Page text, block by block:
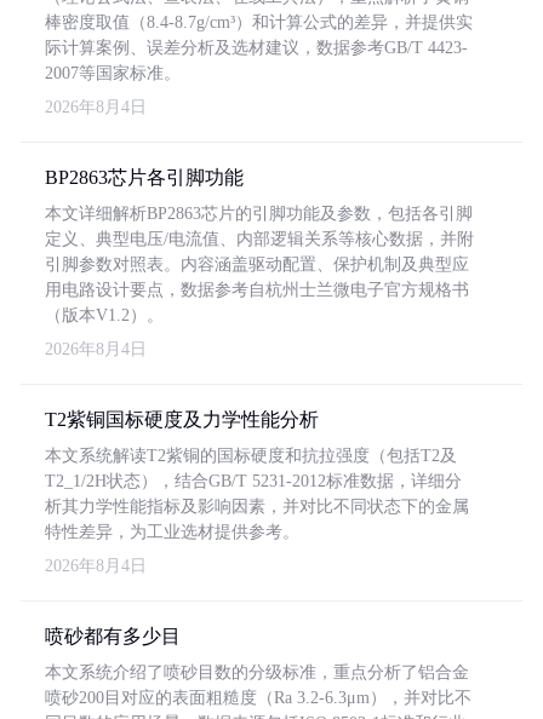
棒密度取值（8.4-8.7g/cm³）和计算公式的差异，并提供实
际计算案例、误差分析及选材建议，数据参考GB/T 4423-
2007等国家标准。
2026年8月4日
BP2863芯片各引脚功能
本文详细解析BP2863芯片的引脚功能及参数，包括各引脚
定义、典型电压/电流值、内部逻辑关系等核心数据，并附
引脚参数对照表。内容涵盖驱动配置、保护机制及典型应
用电路设计要点，数据参考自杭州士兰微电子官方规格书
（版本V1.2）。
2026年8月4日
T2紫铜国标硬度及力学性能分析
本文系统解读T2紫铜的国标硬度和抗拉强度（包括T2及
T2_1/2H状态），结合GB/T 5231-2012标准数据，详细分
析其力学性能指标及影响因素，并对比不同状态下的金属
特性差异，为工业选材提供参考。
2026年8月4日
喷砂都有多少目
本文系统介绍了喷砂目数的分级标准，重点分析了铝合金
喷砂200目对应的表面粗糙度（Ra 3.2-6.3μm），并对比不